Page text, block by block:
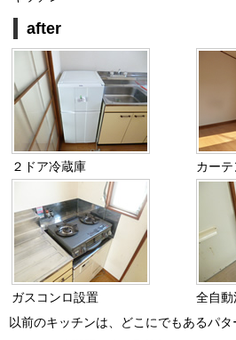
after
２ドア冷蔵庫 カー
ガスコンロ設置
全自
以前のキッチンは、どこにでもあるパ